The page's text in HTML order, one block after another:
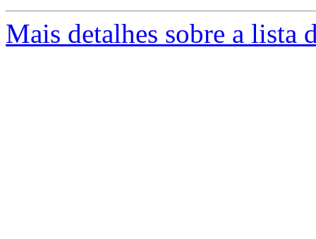
Mais detalhes sobre a lista